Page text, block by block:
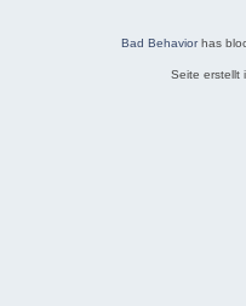
Bad Behaviorhas
Seite erstellt